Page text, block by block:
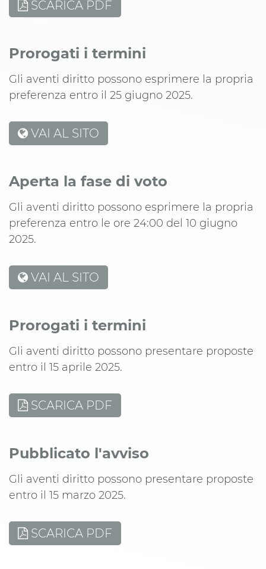
SCARICA PDF
Prorogati i termini
Gli aventi diritto possono esprimere la propria
preferenza entro il 25 giugno 2025.
VAI AL SITO
Aperta la fase di voto
Gli aventi diritto possono esprimere la propria
preferenza entro le ore 24:00 del 10 giugno
2025.
VAI AL SITO
Prorogati i termini
Gli aventi diritto possono presentare proposte
entro il 15 aprile 2025.
SCARICA PDF
Pubblicato l'avviso
Gli aventi diritto possono presentare proposte
entro il 15 marzo 2025.
SCARICA PDF